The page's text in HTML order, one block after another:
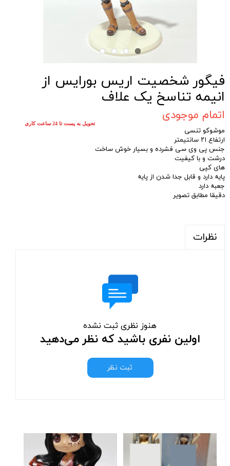
فیگور شخصیت اریس بورایس از
انیمه تناسخ یک علاف
اتمام موجودی
موشوکو تنسی
ارتفاع ۲۱ سانتیمتر
جنس پی وی سی فشرده و بسیار خوش ساخت
درشت و با کیفیت
های کپی
پایه دارد و قابل جدا شدن از پایه
جعبه دارد
دقیقا مطابق تصویر
نظرات
هنوز نظری ثبت نشده
اولین نفری باشید که نظر می‌دهید
ثبت نظر
تحویل به پست تا 24 ساعت کاری